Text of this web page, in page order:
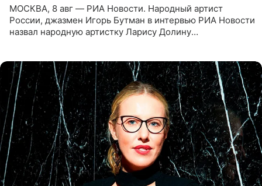
МОСКВА, 8 авг — РИА Новости. Народный артист
России, джазмен Игорь Бутман в интервью РИА Новости
назвал народную артистку Ларису Долину